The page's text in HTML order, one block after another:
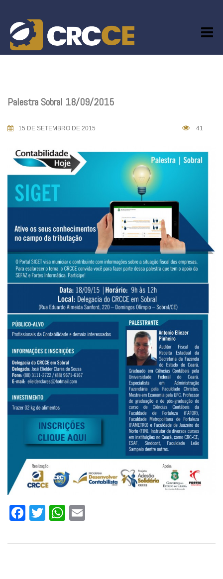
content
Palestra Sobral 18/09/2015
15 DE SETEMBRO DE 2015 41
Facebook
TwitterWhatsApp